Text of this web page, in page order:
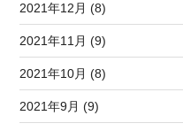
2021年12月 (8)
2021年11月 (9)
2021年10月 (8)
2021年9月 (9)